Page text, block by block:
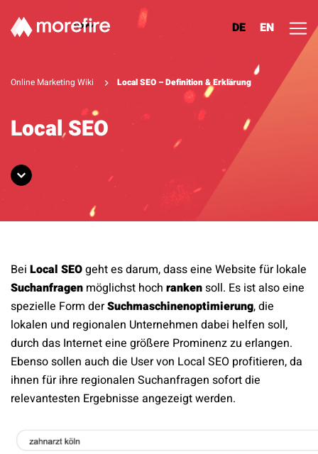
DE EN
Lösungen
Referenzen
Kontakt
Online Marketing Wiki Local SEO – Definition & Erklärung
Local SEO
Bei Local SEOgeht es darum, dass eine Website für lokale
Suchanfragen möglichst hoch rankensoll. Es ist also eine
spezielle Form derSuchmaschinenoptimierung, die
lokalen und regionalen Unternehmen dabei helfen soll,
durch das Internet eine größere Prominenz zu erlangen.
Ebenso sollen auch die User von Local SEO profitieren, da
ihnen für ihre regionalen Suchanfragen sofort die
relevantesten Ergebnisse angezeigt werden.